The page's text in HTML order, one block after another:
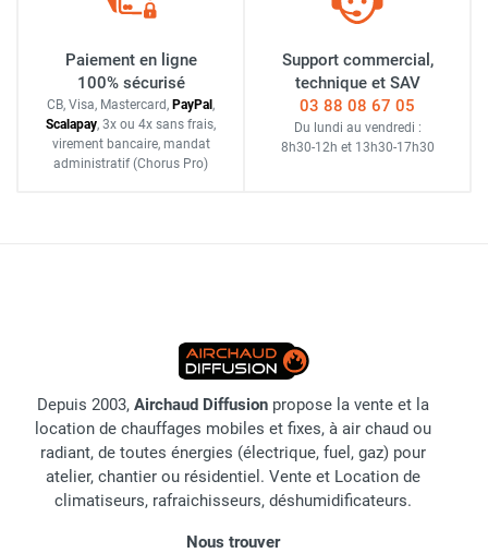
Paiement en ligne
100% sécurisé
CB, Visa, Mastercard, PayPal ,
Scalapay, 3x ou 4x sans frais,
virement bancaire, mandat
administratif (Chorus Pro)
Support commercial,
technique et SAV
03 88 08 67 05
Du lundi au vendredi :
8h30-12h et 13h30-17h30
Depuis 2003, Airchaud Diffusion propose la vente et la
location de chauffages mobiles et fixes, à air chaud ou
radiant, de toutes énergies (électrique, fuel, gaz) pour
atelier, chantier ou résidentiel. Vente et Location de
climatiseurs, rafraichisseurs, déshumidificateurs.
Nous trouver